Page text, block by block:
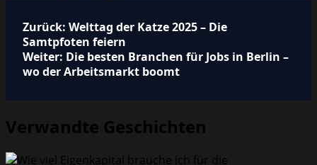
Beitragsnavigation
Zurück: Welttag der Katze 2025 – Die
Samtpfoten feiern
Weiter: Die besten Branchen für Jobs in Berlin –
wo der Arbeitsmarkt boomt
Verwandte Geschichten